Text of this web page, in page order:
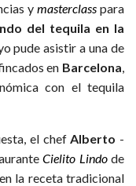
ymasterclass para
del tequila en la
pude asistir a una de
en Barcelona,
con el tequila
el chefAlberto -
Cielito Lindode
la receta tradicional